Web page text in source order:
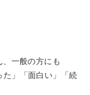
一般の方にも
た」「面白い」「続